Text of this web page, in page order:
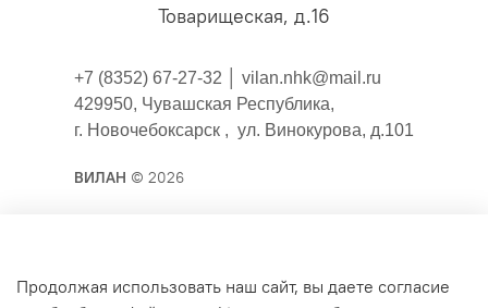
Товарищеская, д.16
+7 (8352) 67-27-32 │ vilan.nhk@mail.ru
429950, Чувашская Республика,
г. Новочебоксарск , ул. Винокурова, д.101
ВИЛАН © 2026
Публичная оферта
Продолжая использовать наш сайт, вы даете согласие